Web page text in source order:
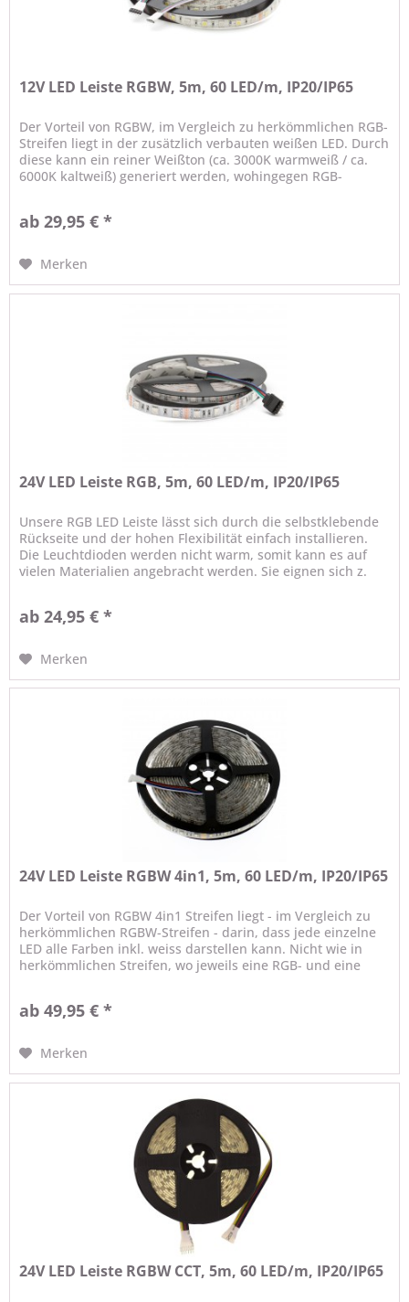
12V LED Leiste RGBW, 5m, 60 LED/m, IP20/IP65
Der Vorteil von RGBW, im Vergleich zu herkömmlichen RGB-
Streifen liegt in der zusätzlich verbauten weißen LED. Durch
diese kann ein reiner Weißton (ca. 3000K warmweiß / ca.
6000K kaltweiß) generiert werden, wohingegen RGB-
ab 29,95 € *
Merken
24V LED Leiste RGB, 5m, 60 LED/m, IP20/IP65
Unsere RGB LED Leiste lässt sich durch die selbstklebende
Rückseite und der hohen Flexibilität einfach installieren.
Die Leuchtdioden werden nicht warm, somit kann es auf
vielen Materialien angebracht werden. Sie eignen sich z.
ab 24,95 € *
Merken
24V LED Leiste RGBW 4in1, 5m, 60 LED/m, IP20/IP65
Der Vorteil von RGBW 4in1 Streifen liegt - im Vergleich zu
herkömmlichen RGBW-Streifen - darin, dass jede einzelne
LED alle Farben inkl. weiss darstellen kann. Nicht wie in
herkömmlichen Streifen, wo jeweils eine RGB- und eine
ab 49,95 € *
Merken
24V LED Leiste RGBW CCT, 5m, 60 LED/m, IP20/IP65